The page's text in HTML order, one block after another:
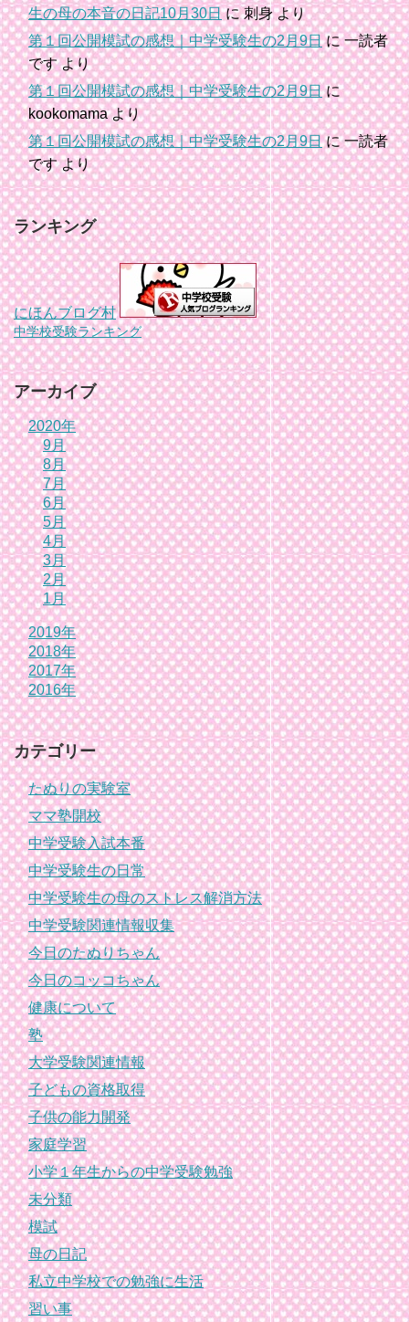
生の母の本音の日記10月30日に刺身より
第１回公開模試の感想｜中学受験生の2月9日に一読者
ですより
第１回公開模試の感想｜中学受験生の2月9日に
kookomamaより
第１回公開模試の感想｜中学受験生の2月9日に一読者
ですより
ランキング
にほんブログ村
中学校受験ランキング
アーカイブ
2020年
9月
8月
7月
6月
5月
4月
3月
2月
1月
2019年
2018年
2017年
2016年
カテゴリー
たぬりの実験室
ママ塾開校
中学受験入試本番
中学受験生の日常
中学受験生の母のストレス解消方法
中学受験関連情報収集
今日のたぬりちゃん
今日のコッコちゃん
健康について
塾
大学受験関連情報
子どもの資格取得
子供の能力開発
家庭学習
小学１年生からの中学受験勉強
未分類
模試
母の日記
私立中学校での勉強に生活
習い事